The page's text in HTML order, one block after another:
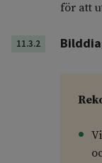
för att
11.3.2